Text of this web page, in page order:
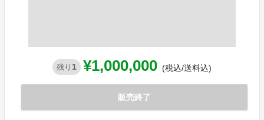
残り 1 ¥1,000,000 (税込/送料込)
販売終了